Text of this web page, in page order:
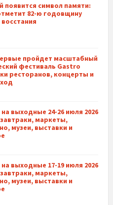
появится символ памяти:
82-ю годовщину
пройдет масштабный
фестиваль Gastro
ресторанов, концерты и
выходные 24-26 июля 2026
маркеты,
музеи, выставки и
выходные 17-19 июля 2026
маркеты,
музеи, выставки и